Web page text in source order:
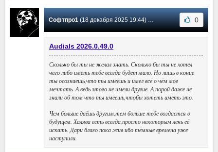
Софтпро1(18 декабря 2025 19:44) Сообщение #207 0
Audials 2026.0.49.0
Сколько бы ты не желал знать. Сколько бы ты не хотел
чего либо иметь тебе всегда будет мало. Но лишь в конце
ты осознаешь,что ты имеешь и имел всё о чём мог
мечтать. А ведь этого не имели другие. А порой даже не
знали об том что ты имеешь,чтобы хотеть иметь это.
Чем больше даёшь другим,тем больше тебе воздастся в
будущем. Халява есть всегда,просто некоторым лень её
искать. Дари благо пока жив ибо тёмные времена уже
наступили.